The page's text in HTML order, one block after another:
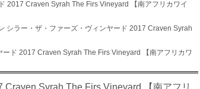
2017 Craven Syrah The Firs Vineyard 【南アフリカワイ
シラー・ザ・ファーズ・ヴィンヤード 2017 Craven Syrah
ド 2017 Craven Syrah The Firs Vineyard 【南アフリカワ
Syrah The Firs Vineyard 【南アフリ